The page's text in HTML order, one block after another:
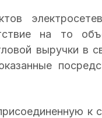
на то
выручки в
к